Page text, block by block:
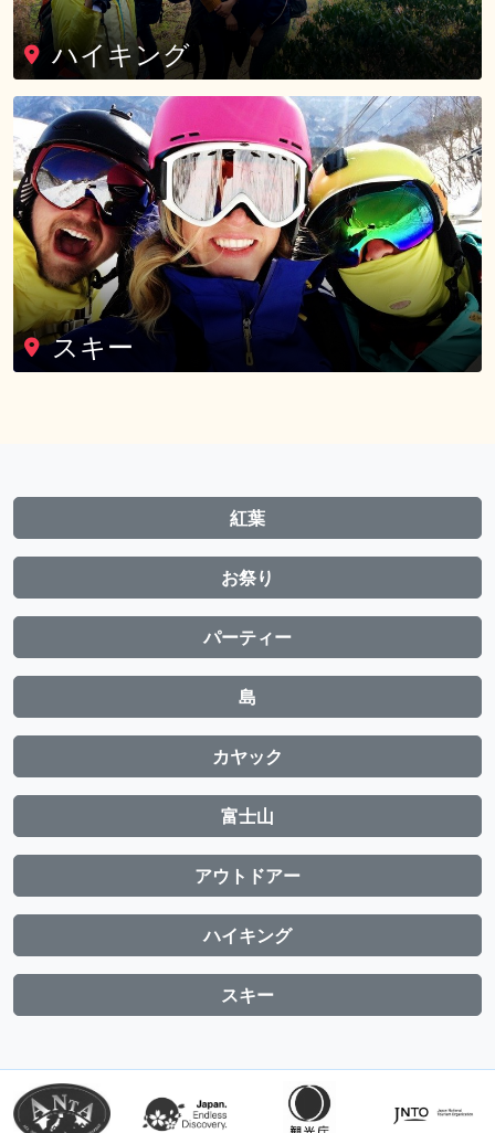
ハイキング
スキー
紅葉
お祭り
パーティー
島
カヤック
富士山
アウトドアー
ハイキング
スキー